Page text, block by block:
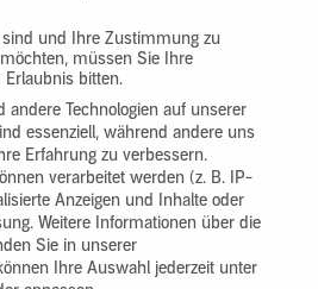
sind und Ihre Zustimmung zu
müssen Sie Ihre
Erlaubnis bitten.
andere Technologien auf unserer
essenziell, während andere uns
Erfahrung zu verbessern.
verarbeitet werden (z. B. IP-
Anzeigen und Inhalte oder
Weitere Informationen über die
Sie in unserer
Ihre Auswahl jederzeit unter